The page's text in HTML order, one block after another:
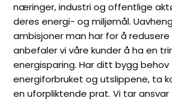
næringer, industri og offentlige
deres energi- og miljømål.
ambisjoner man har for å
anbefaler vi våre kunder å ha en
energisparing. Har ditt bygg
energiforbruket og utslippene, ta
en uforpliktende prat. Vi tar